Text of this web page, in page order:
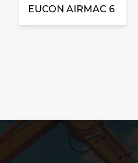
EUCON AIRMAC 6